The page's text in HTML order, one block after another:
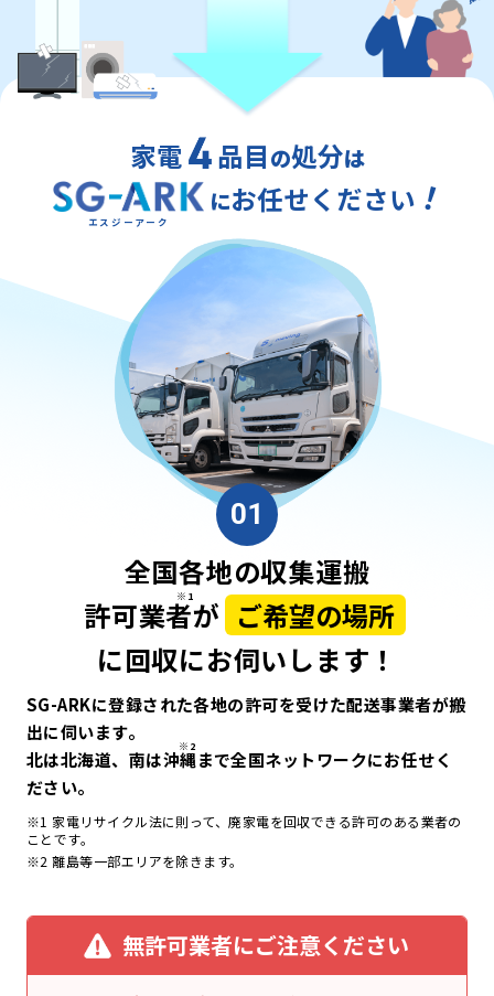
家電 品目の処分は
にお任せください！
01
全国各地の収集運搬
許可業者が ご希望の場所
に回収にお伺いします！
SG-ARKに登録された各地の許可を受けた配送事業者が搬
出に伺います。
北は北海道、南は沖縄まで全国ネットワークにお任せく
ださい。
※1 家電リサイクル法に則って、廃家電を回収できる許可のある業者の
ことです。
※2 離島等一部エリアを除きます。
無許可業者にご注意ください